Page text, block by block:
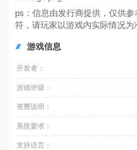
ps：信息由发行商提供，仅供
符，请玩家以游戏内实际情况为
游戏信息
开发者：
游戏评级：
资费说明：
系统要求：
支持语言：